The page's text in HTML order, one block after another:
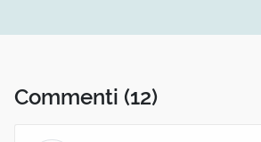
Commenti (12)